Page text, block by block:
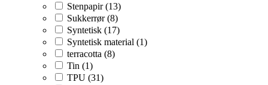
Stenpapir (13)
Sukkerrør (8)
Syntetisk (17)
Syntetisk material (1)
terracotta (8)
Tin (1)
TPU (31)